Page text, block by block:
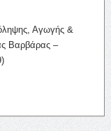
Αγωγής &
Βαρβάρας –